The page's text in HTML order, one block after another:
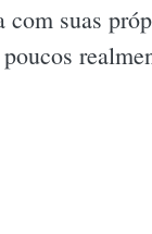
com suas